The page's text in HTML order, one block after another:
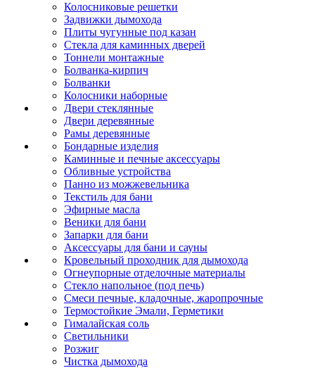
Колосниковые решетки
Задвижки дымохода
Плиты чугунные под казан
Стекла для каминных дверей
Тоннели монтажные
Болванка-кирпич
Болванки
Колосники наборные
Двери стеклянные
Двери деревянные
Рамы деревянные
Бондарные изделия
Каминные и печные аксессуары
Обливные устройства
Панно из можжевельника
Текстиль для бани
Эфирные масла
Веники для бани
Запарки для бани
Аксессуары для бани и сауны
Кровельный проходник для дымохода
Огнеупорные отделочные материалы
Стекло напольное (под печь)
Смеси печные, кладочные, жаропрочные
Термостойкие Эмали, Герметики
Гималайская соль
Светильники
Розжиг
Чистка дымохода